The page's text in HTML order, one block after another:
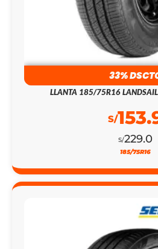
33%
LLANTA 185/75R16
S/229.0
S/
185/75R16